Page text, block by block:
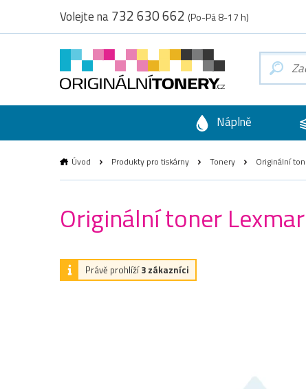
Volejte na732 630 662 (Po-Pá 8-17 h)
Náplně
Úvod Produkty pro tiskárny Tonery Originální
Originální toner
Právě prohlíží3 zákazníci